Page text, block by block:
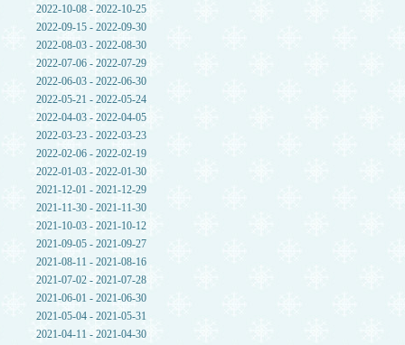
2022-10-08 - 2022-10-25
2022-09-15 - 2022-09-30
2022-08-03 - 2022-08-30
2022-07-06 - 2022-07-29
2022-06-03 - 2022-06-30
2022-05-21 - 2022-05-24
2022-04-03 - 2022-04-05
2022-03-23 - 2022-03-23
2022-02-06 - 2022-02-19
2022-01-03 - 2022-01-30
2021-12-01 - 2021-12-29
2021-11-30 - 2021-11-30
2021-10-03 - 2021-10-12
2021-09-05 - 2021-09-27
2021-08-11 - 2021-08-16
2021-07-02 - 2021-07-28
2021-06-01 - 2021-06-30
2021-05-04 - 2021-05-31
2021-04-11 - 2021-04-30